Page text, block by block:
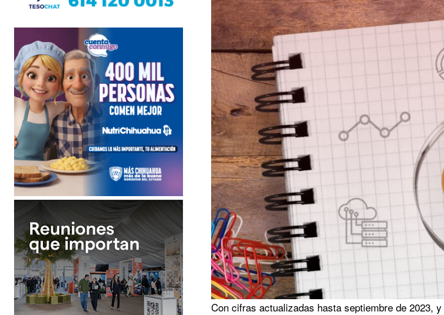
Con cifras actualizadas hasta septiembre de 2023, y